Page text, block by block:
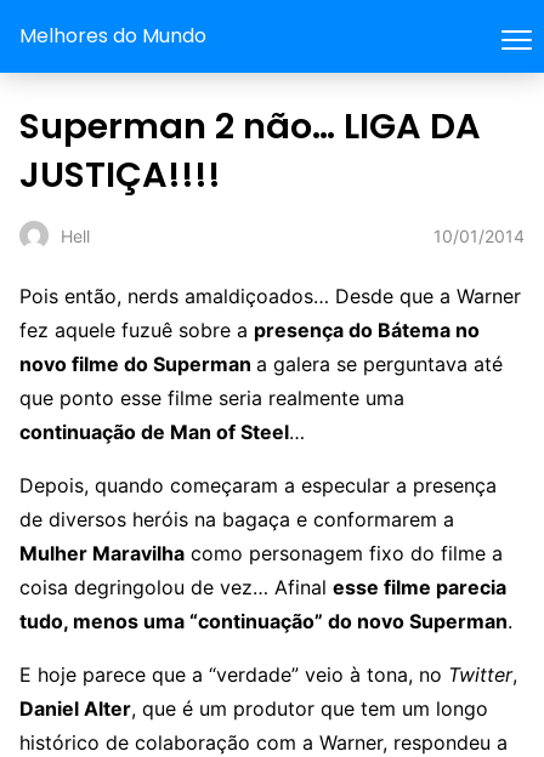
Melhores do Mundo
Superman 2 não… LIGA DA
JUSTIÇA!!!!
Hell 10/01/2014
Pois então, nerds amaldiçoados… Desde que a Warner
fez aquele fuzuê sobre a presença do Bátema no
novo filme do Superman a galera se perguntava até
que ponto esse filme seria realmente uma
continuação de Man of Steel…
Depois, quando começaram a especular a presença
de diversos heróis na bagaça e conformarem a
Mulher Maravilha como personagem fixo do filme a
coisa degringolou de vez… Afinal esse filme parecia
tudo, menos uma “continuação” do novo Superman.
E hoje parece que a “verdade” veio à tona, no Twitter,
Daniel Alter, que é um produtor que tem um longo
histórico de colaboração com a Warner, respondeu a